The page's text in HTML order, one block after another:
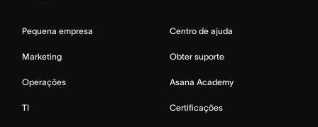
Pequena empresa
Marketing
Operações
TI
Centro de ajuda
Obter suporte
Asana Academy
Certificações